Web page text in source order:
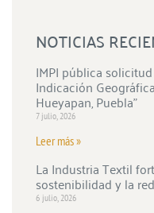
NOTICIAS
IMPI pública
Indicación
Hueyapan, Puebla”
7 julio, 2026
Leer más »
La Industria Textil
sostenibilidad y la
6 julio, 2026